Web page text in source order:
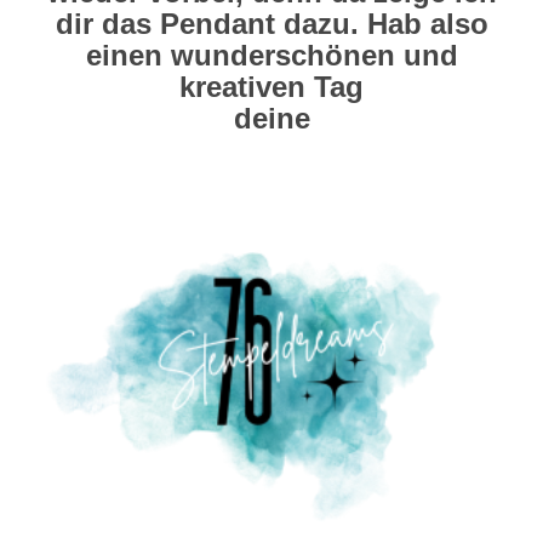
dir das Pendant dazu. Hab also
einen wunderschönen und
kreativen Tag
deine